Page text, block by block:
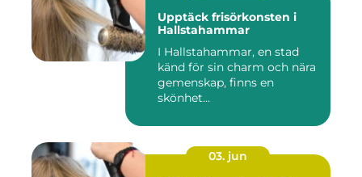
Upptäck frisörkonsten i
Hallstahammar
I Hallstahammar, en stad
känd för sin charm och nära
gemenskap, finns en
skönhet...
03. jun